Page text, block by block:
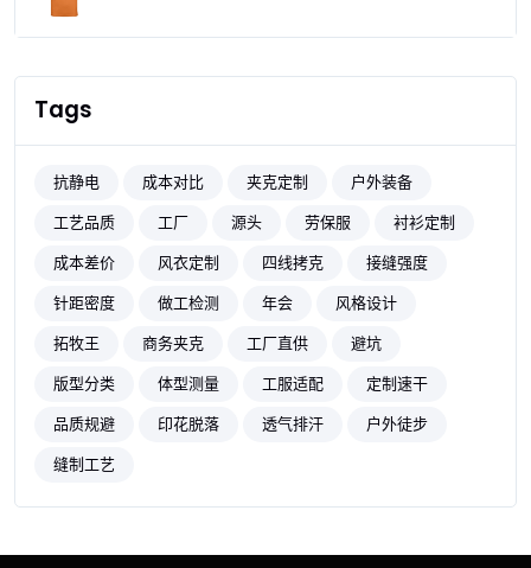
Tags
抗静电 成本对比 夹克定制
户外装备
工艺品质
工厂 源头 劳保服
衬衫定制
成本差价
风衣定制 四线拷克
接缝强度
针距密度
做工检测 年会
风格设计
拓牧王
商务夹克 工厂直供
避坑
版型分类
体型测量 工服适配
定制速干
品质规避
印花脱落 透气排汗
户外徒步
缝制工艺